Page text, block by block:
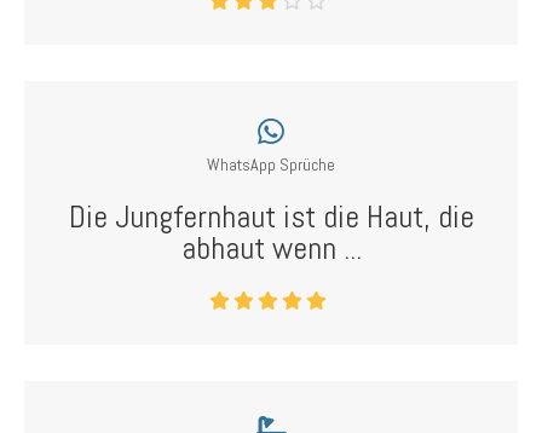
WhatsApp Sprüche
Die Jungfernhaut ist die Haut, die
abhaut wenn ...